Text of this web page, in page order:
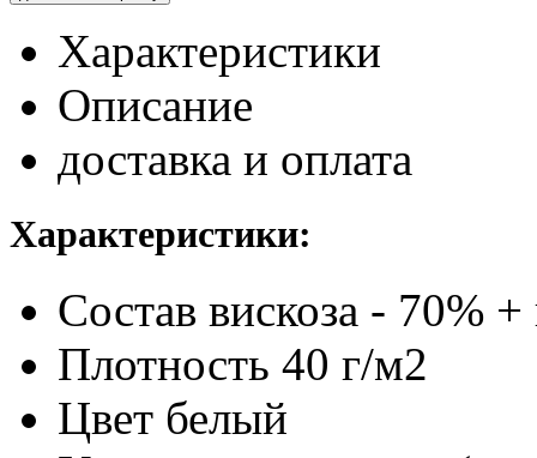
Характеристики
Описание
доставка и оплата
Характеристики:
Состав вискоза - 70%
Плотность 40 г/м2
Цвет белый